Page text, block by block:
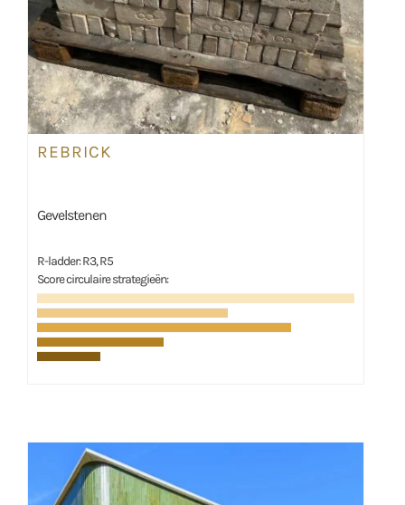
REBRICK
Gevelstenen
R-ladder: R3, R5
Score circulaire strategieën: